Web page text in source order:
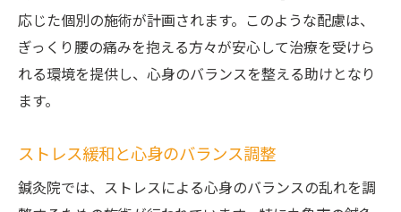
応じた個別の施術が計画されます。このような配慮は、
ぎっくり腰の痛みを抱える方々が安心して治療を受けら
れる環境を提供し、心身のバランスを整える助けとなり
ます。
ストレス緩和と心身のバランス調整
鍼灸院では、ストレスによる心身のバランスの乱れを調